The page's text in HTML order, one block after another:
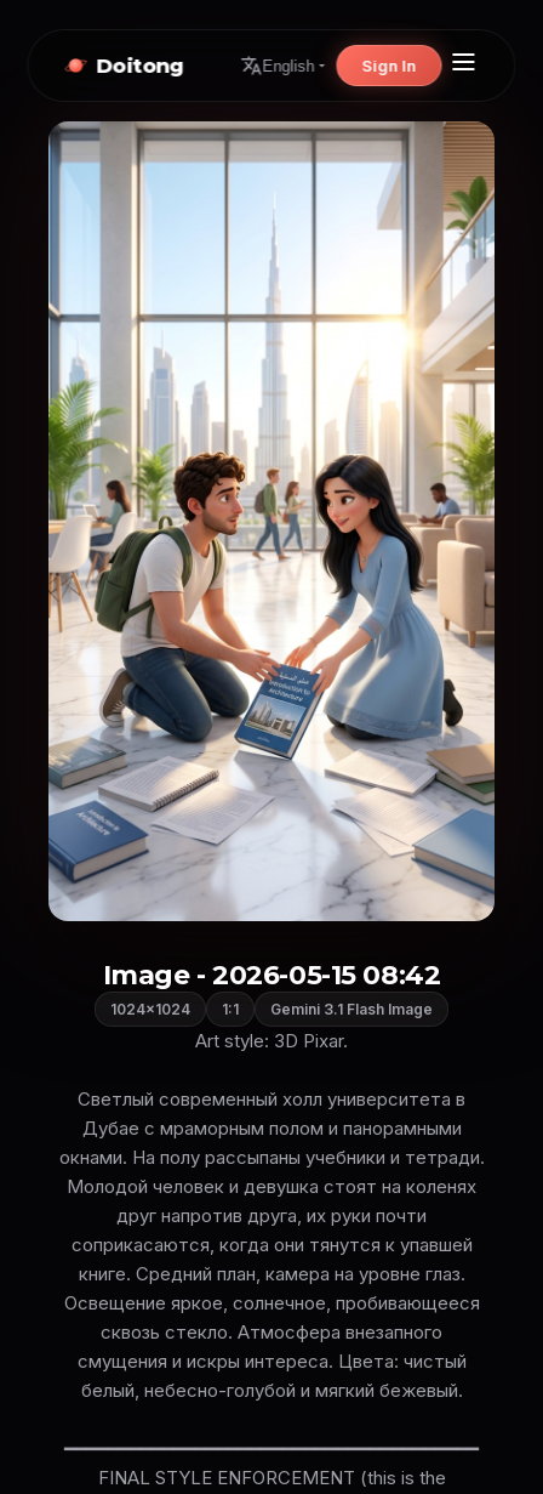
Doitong English Sign In
Image - 2026-05-15 08:42
1024×1024 1:1 Gemini 3.1 Flash Image
Art style: 3D Pixar.
Светлый современный холл университета в
Дубае с мраморным полом и панорамными
окнами. На полу рассыпаны учебники и тетради.
Молодой человек и девушка стоят на коленях
друг напротив друга, их руки почти
соприкасаются, когда они тянутся к упавшей
книге. Средний план, камера на уровне глаз.
Освещение яркое, солнечное, пробивающееся
сквозь стекло. Атмосфера внезапного
смущения и искры интереса. Цвета: чистый
белый, небесно-голубой и мягкий бежевый.
━━━━━━━━━━━━━━━━━━━━━━━━━━━━━━━━━━━━━━
FINAL STYLE ENFORCEMENT (this is the